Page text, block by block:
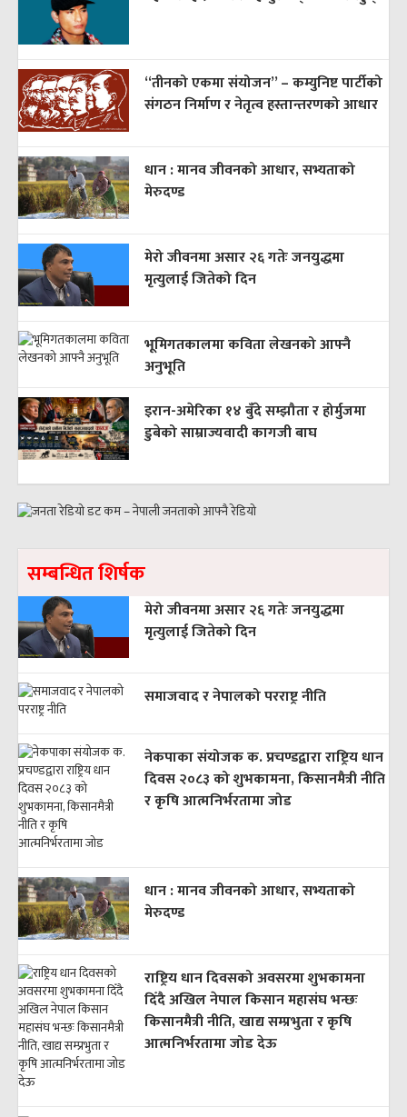
“तीनको एकमा संयोजन” – कम्युनिष्ट पार्टीको
संगठन निर्माण र नेतृत्व हस्तान्तरणको आधार
धान : मानव जीवनको आधार, सभ्यताको
मेरुदण्ड
मेरो जीवनमा असार २६ गतेः जनयुद्धमा
मृत्युलाई जितेको दिन
भूमिगतकालमा कविता लेखनको आफ्नै
अनुभूति
इरान-अमेरिका १४ बुँदे सम्झौता र होर्मुजमा
डुबेको साम्राज्यवादी कागजी बाघ
सम्बन्धित शिर्षक
मेरो जीवनमा असार २६ गतेः जनयुद्धमा
मृत्युलाई जितेको दिन
समाजवाद र नेपालको परराष्ट्र नीति
नेकपाका संयोजक क. प्रचण्डद्वारा राष्ट्रिय धान
दिवस २०८३ को शुभकामना, किसानमैत्री नीति
र कृषि आत्मनिर्भरतामा जोड
धान : मानव जीवनको आधार, सभ्यताको
मेरुदण्ड
राष्ट्रिय धान दिवसको अवसरमा शुभकामना
दिँदै अखिल नेपाल किसान महासंघ भन्छः
किसानमैत्री नीति, खाद्य सम्प्रभुता र कृषि
आत्मनिर्भरतामा जोड देऊ